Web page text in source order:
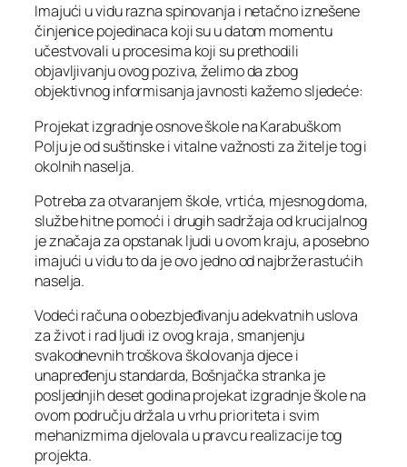
Imajući u vidu razna spinovanja i netačno iznešene
činjenice pojedinaca koji su u datom momentu
učestvovali u procesima koji su prethodili
objavljivanju ovog poziva, želimo da zbog
objektivnog informisanja javnosti kažemo sljedeće:
Projekat izgradnje osnove škole na Karabuškom
Polju je od suštinske i vitalne važnosti za žitelje tog i
okolnih naselja.
Potreba za otvaranjem škole, vrtića, mjesnog doma,
službe hitne pomoći i drugih sadržaja od krucijalnog
je značaja za opstanak ljudi u ovom kraju, a posebno
imajući u vidu to da je ovo jedno od najbrže rastućih
naselja.
Vodeći računa o obezbjeđivanju adekvatnih uslova
za život i rad ljudi iz ovog kraja , smanjenju
svakodnevnih troškova školovanja djece i
unapređenju standarda, Bošnjačka stranka je
posljednjih deset godina projekat izgradnje škole na
ovom području držala u vrhu prioriteta i svim
mehanizmima djelovala u pravcu realizacije tog
projekta.